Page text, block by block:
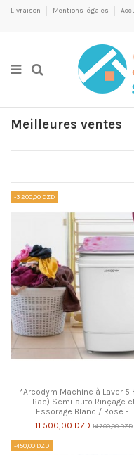
Livraison Mentions légales
Meilleures ventes
-3 200,00 DZD
*Arcodym Machine à Laver 5
Bac) Semi-auto Rinçage
Essorage Blanc / Rose -...
11 500,00 DZD 14 700,00 DZD
-450,00 DZD